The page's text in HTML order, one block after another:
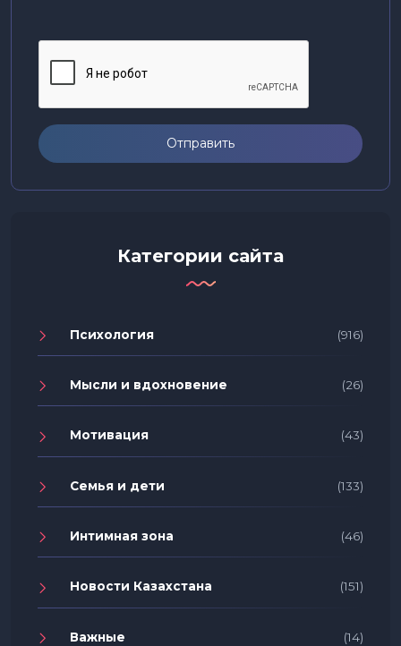
Отправить
Категории сайта
Психология (916)
Мысли и вдохновение (26)
Мотивация (43)
Семья и дети (133)
Интимная зона (46)
Новости Казахстана (151)
Важные (14)